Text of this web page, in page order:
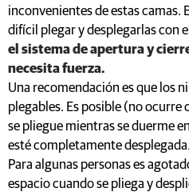
inconvenientes de estas camas.
difícil plegar y desplegarlas con
el sistema de apertura y
necesita fuerza.
Una recomendación es que los
plegables. Es posible (no ocurre
se pliegue mientras se duerme
esté completamente desplegada.
Para algunas personas es
espacio cuando se pliega y